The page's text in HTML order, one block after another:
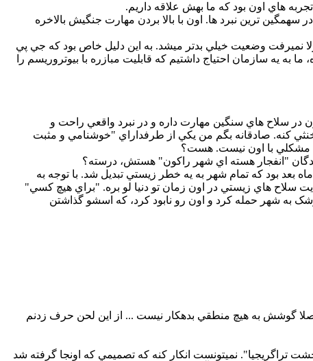
هاي اون بود که ما بهش علاقه داريم.
ترين نبرد ها. اون با بالا بردن مهارت جنگيش بالاخره
نميرفت وضعيت خيلي بدتر ميشد. به اين دليل خاص بود که جي پي
يه سازمان احتياج داشتيم که قابليت مبازره با بيوتروريسم را
در سلاح هاي سنگين مهارت داره و در نبرد واقعي راحت و
کنه. صادقانه بگم من يکي از طرفداراي "خوشنامي و مثبت
مشکلي با اون نيست. هست؟
"انفجار هسته اي شهر راکون" هستش، درسته؟
بعد بود که تمام شهر به يه خطر زيستي تبديل شد. با توجه به
سلاح هاي زيستي در اون زمان تو دنيا لو بره. "براي هيچ کسي"
به شهر حمله کرد و اون رو نابود کرد، که اسشو گذاشتن
گوشش به هيچ منطقي بدهکار نيست ... از اين لحن حرف زدنم
نميتونست انکار کنه که تصميمي که اونجا گرفته شد